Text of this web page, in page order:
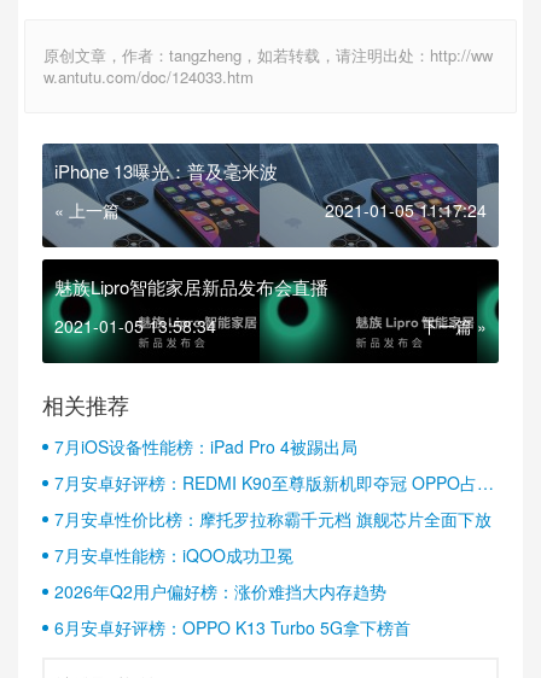
原创文章，作者：tangzheng，如若转载，请注明出处：http://ww
w.antutu.com/doc/124033.htm
iPhone 13曝光：普及毫米波
« 上一篇 2021-01-05 11:17:24
魅族Lipro智能家居新品发布会直播
2021-01-05 13:58:34 下一篇 »
相关推荐
7月iOS设备性能榜：iPad Pro 4被踢出局
7月安卓好评榜：REDMI K90至尊版新机即夺冠 OPPO占据
半壁江山
7月安卓性价比榜：摩托罗拉称霸千元档 旗舰芯片全面下放
7月安卓性能榜：iQOO成功卫冕
2026年Q2用户偏好榜：涨价难挡大内存趋势
6月安卓好评榜：OPPO K13 Turbo 5G拿下榜首